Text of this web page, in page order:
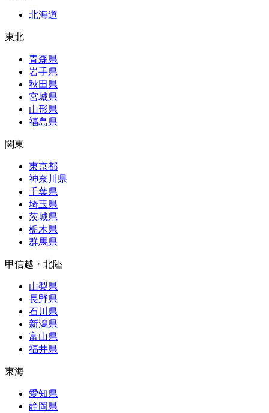
北海道
東北
青森県
岩手県
秋田県
宮城県
山形県
福島県
関東
東京都
神奈川県
千葉県
埼玉県
茨城県
栃木県
群馬県
甲信越・北陸
山梨県
長野県
石川県
新潟県
富山県
福井県
東海
愛知県
静岡県